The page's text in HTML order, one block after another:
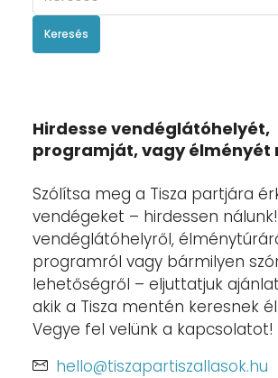
Keresés
Hirdesse vendéglátóhelyét,
programját, vagy élményét
Szólítsa meg a Tisza partjára
vendégeket – hirdessen
vendéglátóhelyről,
programról vagy bármilyen
lehetőségről – eljuttatjuk
akik a Tisza mentén keresnek
Vegye fel velünk a kapcsolatot!
hello@tiszapartiszallasok.hu